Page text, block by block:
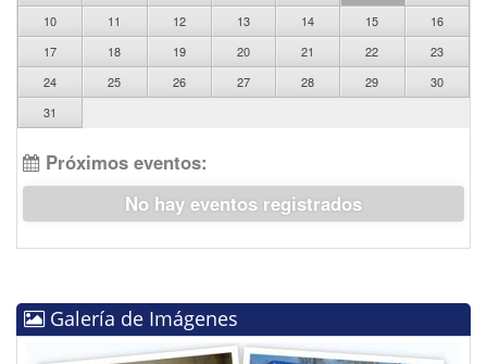
10
11 12 13 14 15
16
17
18 19 20 21 22
23
24
25 26 27 28 29
30
31
Próximos eventos:
No hay eventos registrados
Galería de Imágenes